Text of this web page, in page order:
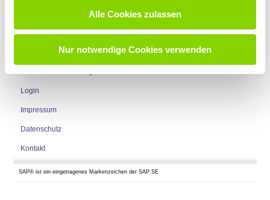
Alle Cookies zulassen
Nur notwendige Cookies verwenden
Login
Impressum
Datenschutz
Kontakt
SAP® ist ein eingetragenes Markenzeichen der SAP SE